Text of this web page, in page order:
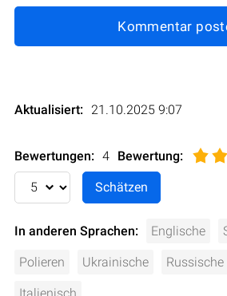
Kommentar
Aktualisiert: 21.10.2025 9:07
Bewertungen: 4 Bewertung:
In anderen Sprachen: Englische
Polieren Ukrainische Russische
Italienisch